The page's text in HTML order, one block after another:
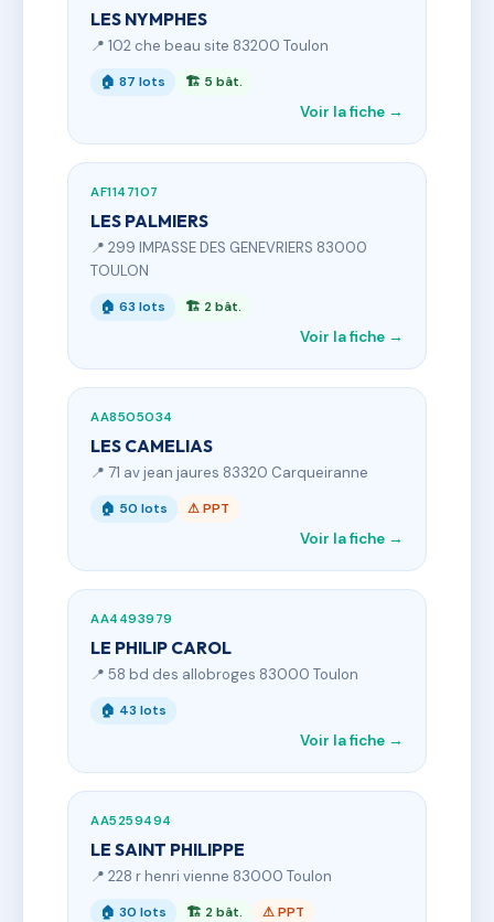
LES NYMPHES
📍 102 che beau site 83200 Toulon
🏠 87 lots 🏗 5 bât.
Voir la fiche →
AF1147107
LES PALMIERS
📍 299 IMPASSE DES GENEVRIERS 83000
TOULON
🏠 63 lots 🏗 2 bât.
Voir la fiche →
AA8505034
LES CAMELIAS
📍 71 av jean jaures 83320 Carqueiranne
🏠 50 lots ⚠ PPT
Voir la fiche →
AA4493979
LE PHILIP CAROL
📍 58 bd des allobroges 83000 Toulon
🏠 43 lots
Voir la fiche →
AA5259494
LE SAINT PHILIPPE
📍 228 r henri vienne 83000 Toulon
🏠 30 lots 🏗 2 bât. ⚠ PPT